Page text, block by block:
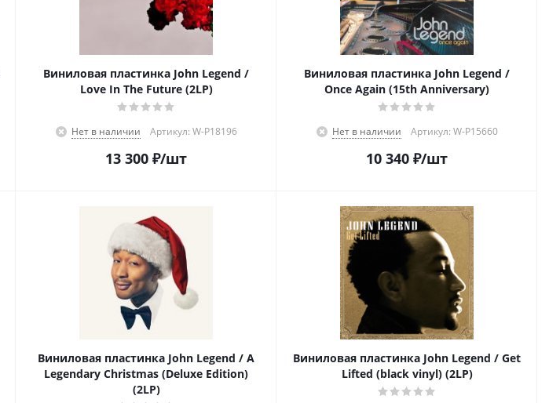
Виниловая пластинка John Legend /
Love In The Future (2LP)
Нет в наличии Артикул: W-P18196
13 300 ₽/шт
Виниловая пластинка John Legend /
Once Again (15th Anniversary)
Нет в наличии Артикул: W-P15660
10 340 ₽/шт
Виниловая пластинка John Legend / A
Legendary Christmas (Deluxe Edition)
(2LP)
Виниловая пластинка John Legend / Get
Lifted (black vinyl) (2LP)